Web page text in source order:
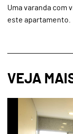
Uma varanda com
este apartamento.